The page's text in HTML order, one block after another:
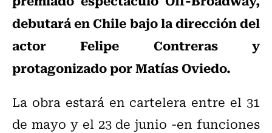
debutará en Chile bajo la dirección del
actor Felipe Contreras y
protagonizado por Matías Oviedo.
La obra estará en cartelera entre el 31
de mayo y el 23 de junio -en funciones